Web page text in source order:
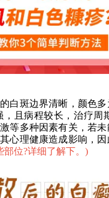
斑边界清晰，颜色多
且病程较长，治疗
等多种因素有关，若
心理健康造成影响，
位?详细了解下。 )